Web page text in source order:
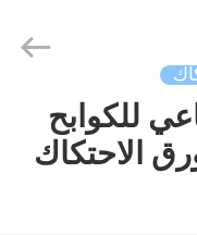
للكوابح
الاحتكاك